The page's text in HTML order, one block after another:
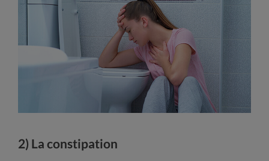
2) La constipation